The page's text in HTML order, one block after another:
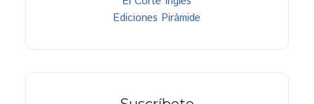
Ediciones Pirámide